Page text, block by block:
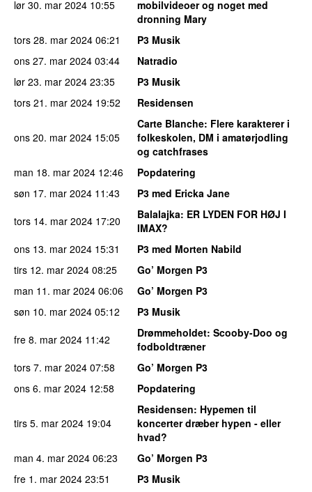
lør 30. mar 2024 10:55
mobilvideoer og noget med
dronning Mary
tors 28. mar 2024 06:21
P3 Musik
ons 27. mar 2024 03:44
Natradio
lør 23. mar 2024 23:35
P3 Musik
tors 21. mar 2024 19:52 Residensen
ons 20. mar 2024 15:05
Carte Blanche: Flere karakterer i
folkeskolen, DM i amatørjodling
og catchfrases
man 18. mar 2024 12:46
Popdatering
søn 17. mar 2024 11:43
P3 med Ericka Jane
tors 14. mar 2024 17:20 Balalajka: ER LYDEN FOR HØJ I
IMAX?
ons 13. mar 2024 15:31
P3 med Morten Nabild
tirs 12. mar 2024 08:25
Go’ Morgen P3
man 11. mar 2024 06:06
Go’ Morgen P3
søn 10. mar 2024 05:12
P3 Musik
fre 8. mar 2024 11:42 Drømmeholdet: Scooby-Doo og
fodboldtræner
tors 7. mar 2024 07:58
Go’ Morgen P3
ons 6. mar 2024 12:58 Popdatering
tirs 5. mar 2024 19:04
Residensen: Hypemen til
koncerter dræber hypen - eller
hvad?
man 4. mar 2024 06:23
Go’ Morgen P3
fre 1. mar 2024 23:51
P3 Musik